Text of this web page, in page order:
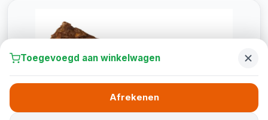
Toegevoegd aan winkelwagen
Afrekenen